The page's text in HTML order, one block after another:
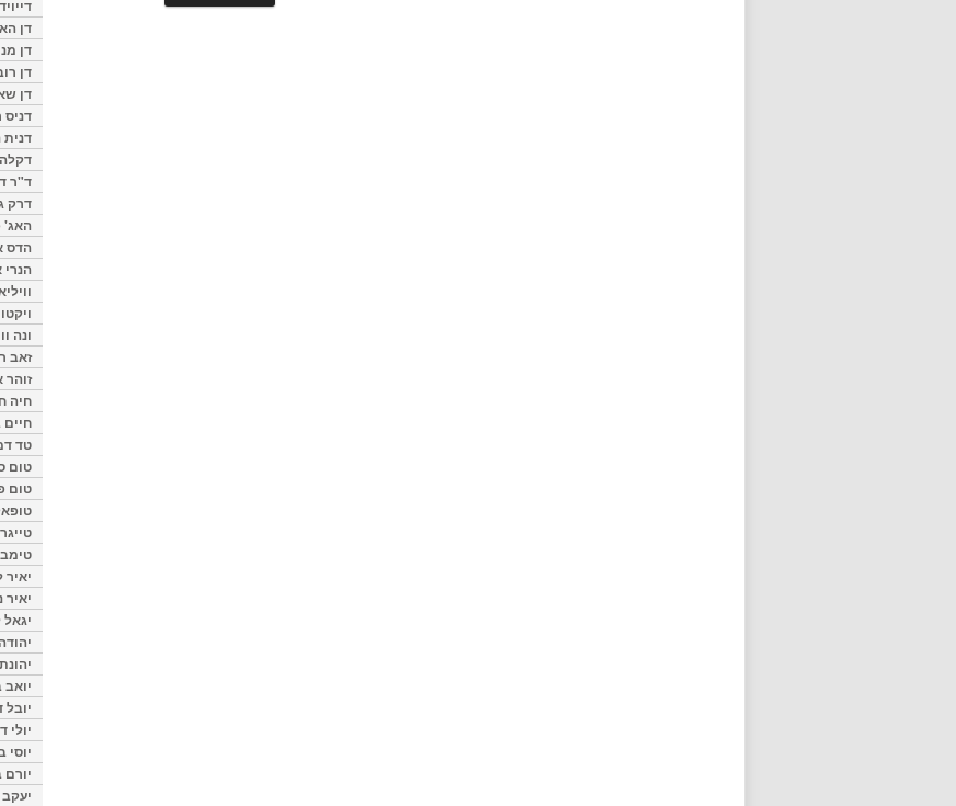
דן
דן
דן
דן
דניס
דנית
ד"ר
דרק
האג'
הדס
הנרי
ונה
זאב
זוהר
חיה
טד
טום
טום
יאיר
יאיר
יובל
יולי
יוסי
יורם